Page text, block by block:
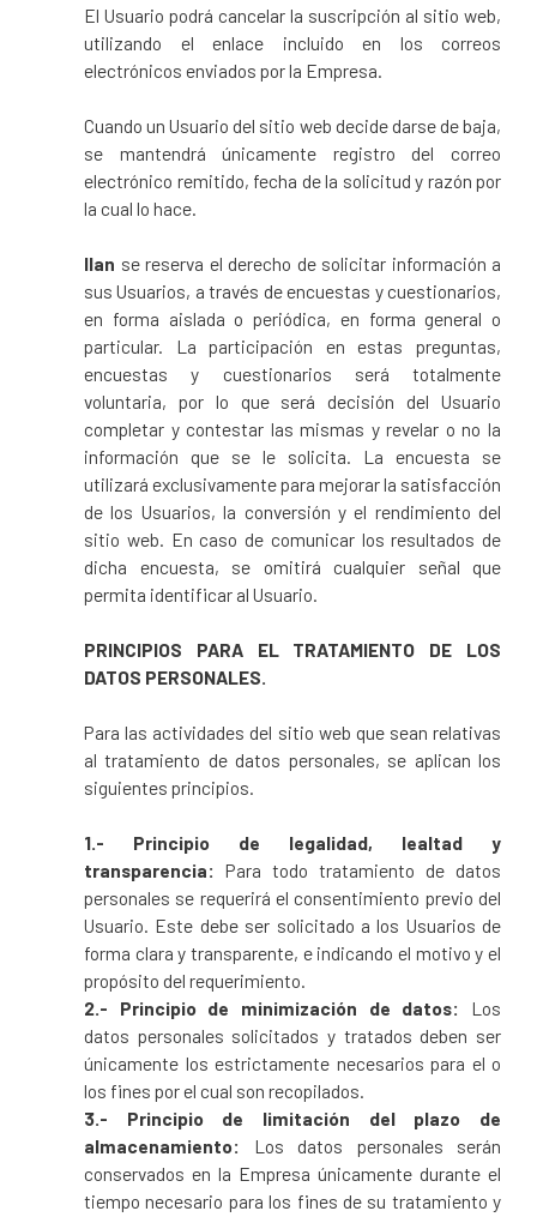
El Usuario podrá cancelar la suscripción al sitio web,
utilizando el enlace incluido en los correos
electrónicos enviados por la Empresa.
Cuando un Usuario del sitio web decide darse de baja,
se mantendrá únicamente registro del correo
electrónico remitido, fecha de la solicitud y razón por
la cual lo hace.
Ilan se reserva el derecho de solicitar información a
sus Usuarios, a través de encuestas y cuestionarios,
en forma aislada o periódica, en forma general o
particular. La participación en estas preguntas,
encuestas y cuestionarios será totalmente
voluntaria, por lo que será decisión del Usuario
completar y contestar las mismas y revelar o no la
información que se le solicita. La encuesta se
utilizará exclusivamente para mejorar la satisfacción
de los Usuarios, la conversión y el rendimiento del
sitio web. En caso de comunicar los resultados de
dicha encuesta, se omitirá cualquier señal que
permita identificar al Usuario.
PRINCIPIOS PARA EL TRATAMIENTO DE LOS
DATOS PERSONALES.
Para las actividades del sitio web que sean relativas
al tratamiento de datos personales, se aplican los
siguientes principios.
1.- Principio de legalidad, lealtad y
transparencia: Para todo tratamiento de datos
personales se requerirá el consentimiento previo del
Usuario. Este debe ser solicitado a los Usuarios de
forma clara y transparente, e indicando el motivo y el
propósito del requerimiento.
2.- Principio de minimización de datos:
Los
datos personales solicitados y tratados deben ser
únicamente los estrictamente necesarios para el o
los fines por el cual son recopilados.
3.- Principio de limitación del plazo de
almacenamiento:
Los datos personales serán
conservados en la Empresa únicamente durante el
tiempo necesario para los fines de su tratamiento y